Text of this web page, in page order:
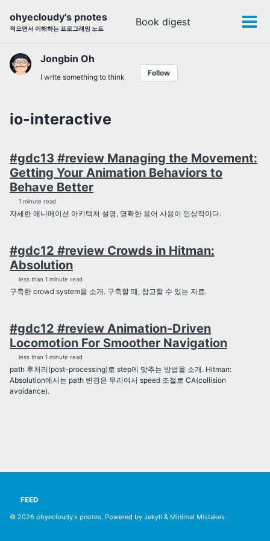
navigation
ohyecloudy's pnotes
적으면서 이해하는 프로그래밍 노트
Book digest
Toggle
Jongbin Oh
I write something to think Follow
io-interactive
#gdc13 #review Managing the Movement:
Getting Your Animation Behaviors to
Behave Better
1 minute read
자세한 애니메이션 아키텍처 설명, 명확한 용어 사용이 인상적이다.
#gdc12 #review Crowds in Hitman:
Absolution
less than 1 minute read
구축한 crowd system을 소개. 구축할 때, 참고할 수 있는 자료.
#gdc12 #review Animation-Driven
Locomotion For Smoother Navigation
less than 1 minute read
path 후처리(post-processing)로 step에 맞추는 방법을 소개. Hitman:
Absolution에서는 path 변경은 무리여서 speed 조절로 CA(collision
avoidance).
FEED
© 2026 ohyecloudy's pnotes. Powered by Jekyll & Minimal Mistakes.